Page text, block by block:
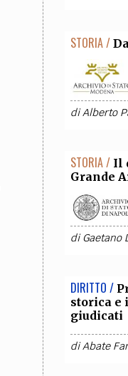
STORIA /
diAlberto
STORIA / Il
Grande
diGaetano
DIRITTO /
storica e
giudicati
diAbate